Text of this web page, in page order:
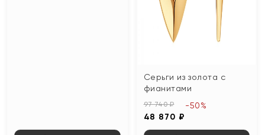
Серьги из золота с
фианитами
97 740 ₽
48 870 ₽
-50%